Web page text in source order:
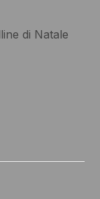
di Natale